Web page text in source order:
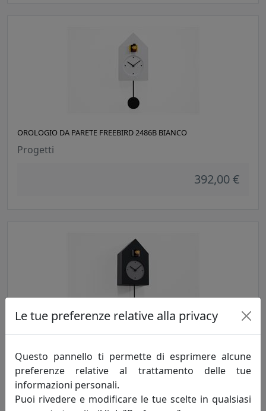
OROLOGIO DA PARETE FREEBIRD 2486B BIANCO
Progetti
392,00 €
Progetti
Le tue preferenze relative alla privacy
Questo pannello ti permette di esprimere alcune
preferenze relative al trattamento delle tue
informazioni personali.
Puoi rivedere e modificare le tue scelte in qualsiasi